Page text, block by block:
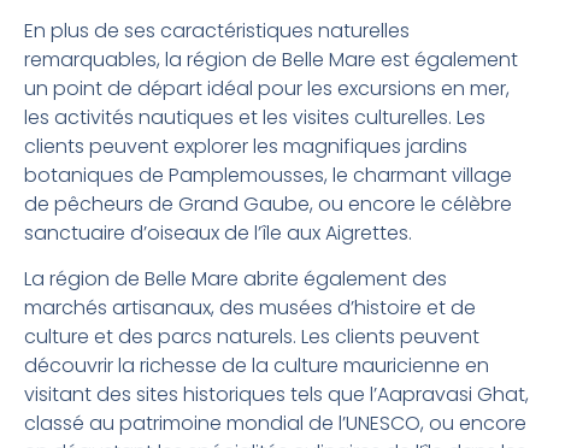
En plus de ses caractéristiques naturelles
remarquables, la région de Belle Mare est également
un point de départ idéal pour les excursions en mer,
les activités nautiques et les visites culturelles. Les
clients peuvent explorer les magnifiques jardins
botaniques de Pamplemousses, le charmant village
de pêcheurs de Grand Gaube, ou encore le célèbre
sanctuaire d’oiseaux de l’île aux Aigrettes.
La région de Belle Mare abrite également des
marchés artisanaux, des musées d’histoire et de
culture et des parcs naturels. Les clients peuvent
découvrir la richesse de la culture mauricienne en
visitant des sites historiques tels que l’Aapravasi Ghat,
classé au patrimoine mondial de l’UNESCO, ou encore